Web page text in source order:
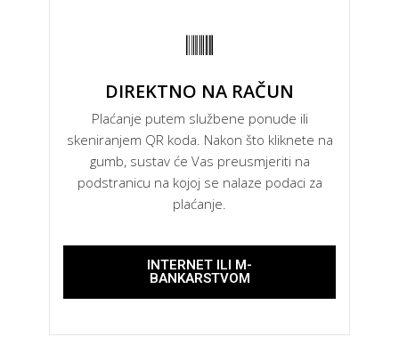
DIREKTNO NA RAČUN
Plaćanje putem službene ponude ili
skeniranjem QR koda. Nakon što kliknete na
gumb, sustav će Vas preusmjeriti na
podstranicu na kojoj se nalaze podaci za
plaćanje.​
INTERNET ILI M-
BANKARSTVOM